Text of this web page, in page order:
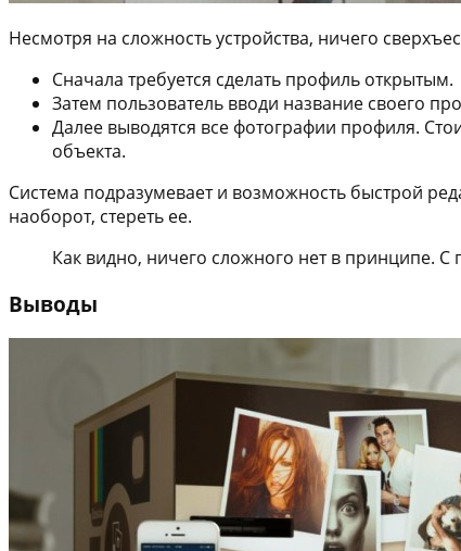
Несмотря на сложность устройства, ничего
Сначала требуется сделать профиль открытым.
Затем пользователь вводи название своего
Далее выводятся все фотографии профиля.
объекта.
Система подразумевает и возможность быстрой
наоборот, стереть ее.
Как видно, ничего сложного нет в принципе.
Выводы